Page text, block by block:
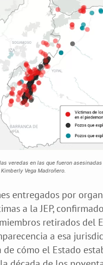
veredas en las que fueron
Vega Madroñero.
entregados por
a la JEP,
retirados del
a esa
de cómo el Estado